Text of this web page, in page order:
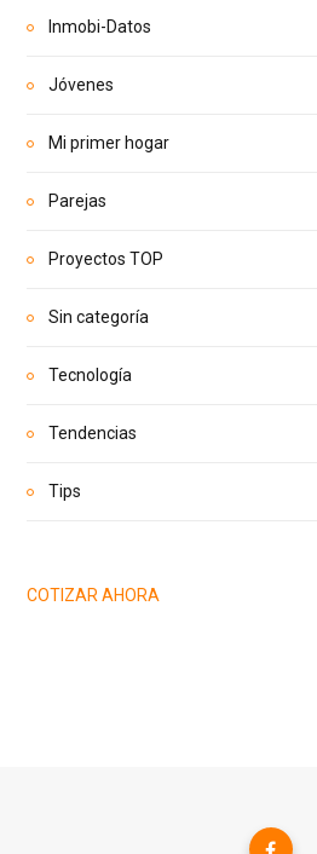
Inmobi-Datos
Jóvenes
Mi primer hogar
Parejas
Proyectos TOP
Sin categoría
Tecnología
Tendencias
Tips
COTIZAR AHORA